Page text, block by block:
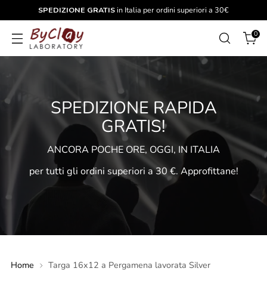
SPEDIZIONE GRATIS in Italia per ordini superiori a 30€
0
SPEDIZIONE RAPIDA
GRATIS!
ANCORA POCHE ORE, OGGI, IN ITALIA
per tutti gli ordini superiori a 30 €. Approfittane!
Home Targa 16x12 a Pergamena lavorata Silver